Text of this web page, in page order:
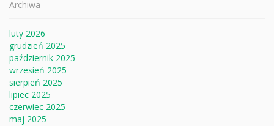
Archiwa
luty 2026
grudzień 2025
październik 2025
wrzesień 2025
sierpień 2025
lipiec 2025
czerwiec 2025
maj 2025